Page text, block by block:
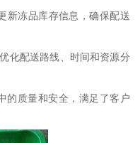
新冻品库存信息，确保配送
化配送路线、时间和资源分
的质量和安全，满足了客户